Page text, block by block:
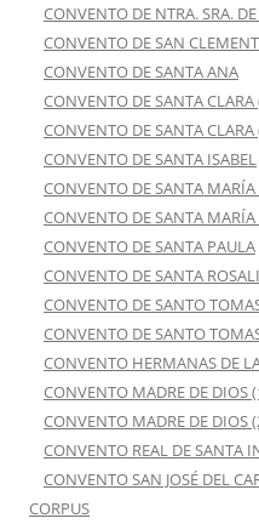
CONVENTO DE NTRA. SRA.
CONVENTO DE SAN
CONVENTO DE SANTA ANA
CONVENTO DE SANTA CLARA
CONVENTO DE SANTA CLARA
CONVENTO DE SANTA ISABEL
CONVENTO DE SANTA MARÍA
CONVENTO DE SANTA MARÍA
CONVENTO DE SANTA PAULA
CONVENTO DE SANTA
CONVENTO DE SANTO
CONVENTO DE SANTO
CONVENTO HERMANAS DE
CONVENTO MADRE DE DIOS
CONVENTO MADRE DE DIOS
CONVENTO REAL DE SANTA
CONVENTO SAN JOSÉ DEL
CORPUS